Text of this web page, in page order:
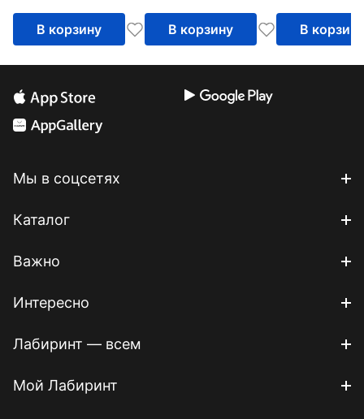
В корзину В корзину В корзину
Мы в соцсетях
Каталог
Важно
Интересно
Лабиринт — всем
Мой Лабиринт